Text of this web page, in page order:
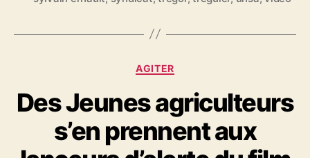
C
t
é
g
o
AGITER
Des Jeunes agriculteurs
s’en prennent aux